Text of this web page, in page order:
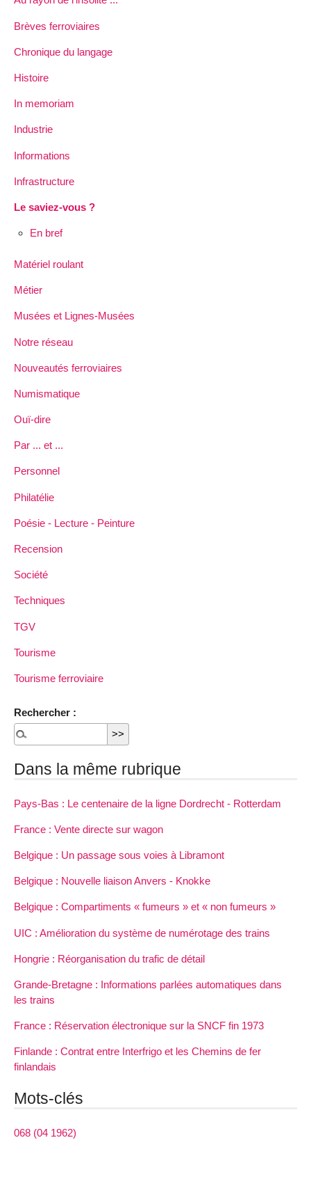
Brèves ferroviaires
Chronique du langage
Histoire
In memoriam
Industrie
Informations
Infrastructure
Le saviez-vous ?
En bref
Matériel roulant
Métier
Musées et Lignes-Musées
Notre réseau
Nouveautés ferroviaires
Numismatique
Ouï-dire
Par ... et ...
Personnel
Philatélie
Poésie - Lecture - Peinture
Recension
Société
Techniques
TGV
Tourisme
Tourisme ferroviaire
Rechercher :
Dans la même rubrique
Pays-Bas : Le centenaire de la ligne Dordrecht - Rotterdam
France : Vente directe sur wagon
Belgique : Un passage sous voies à Libramont
Belgique : Nouvelle liaison Anvers - Knokke
Belgique : Compartiments « fumeurs » et « non fumeurs »
UIC : Amélioration du système de numérotage des trains
Hongrie : Réorganisation du trafic de détail
Grande-Bretagne : Informations parlées automatiques dans
les trains
France : Réservation électronique sur la SNCF fin 1973
Finlande : Contrat entre Interfrigo et les Chemins de fer
finlandais
Mots-clés
068 (04 1962)